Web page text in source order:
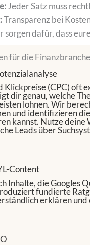
Jeder Satz muss
Transparenz bei
sorgen dafür, dass
für die Finanzbranche
Klickpreise (CPC) oft
dir genau, welche
lohnen. Wir
und identifizieren
kannst. Nutze deine
Leads über
Content
Inhalte, die Googles
fundierte
erklären